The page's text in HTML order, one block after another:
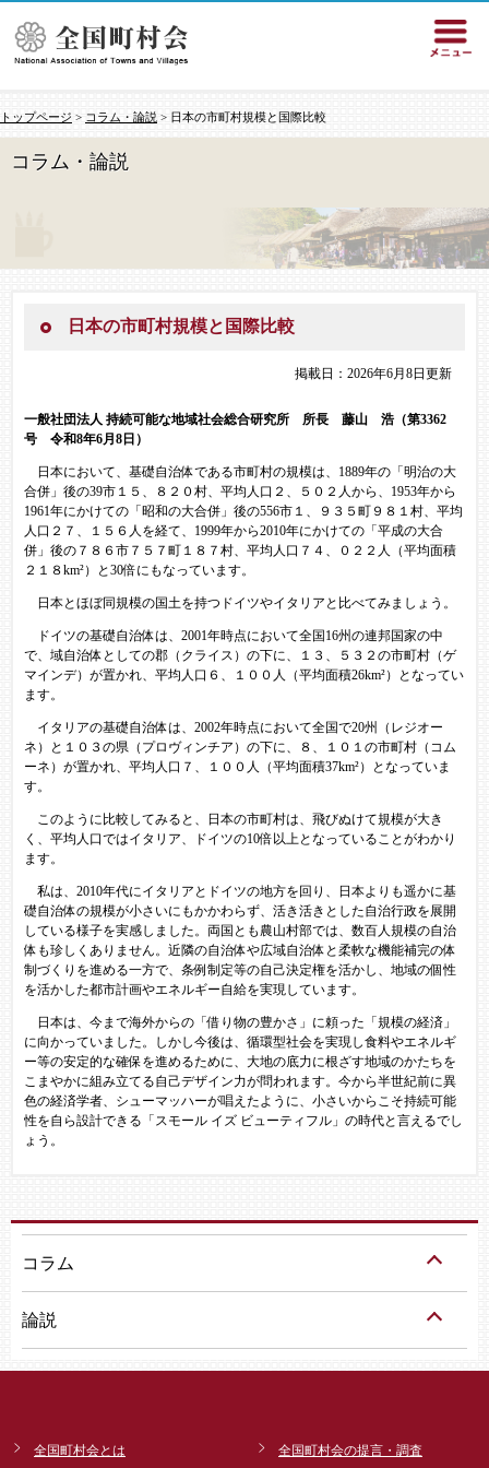
トップページ > コラム・論説 > 日本の市町村規模と国際比較
コラム・論説
日本の市町村規模と国際比較
掲載日：2026年6月8日更新
一般社団法人 持続可能な地域社会総合研究所 所長 藤山 浩（第3362
号 令和8年6月8日）
日本において、基礎自治体である市町村の規模は、1889年の「明治の大
合併」後の39市１５、８２０村、平均人口２、５０２人から、1953年から
1961年にかけての「昭和の大合併」後の556市１、９３５町９８１村、平均
人口２７、１５６人を経て、1999年から2010年にかけての「平成の大合
併」後の７８６市７５７町１８７村、平均人口７４、０２２人（平均面積
２１８km²）と30倍にもなっています。
日本とほぼ同規模の国土を持つドイツやイタリアと比べてみましょう。
ドイツの基礎自治体は、2001年時点において全国16州の連邦国家の中
で、域自治体としての郡（クライス）の下に、１３、５３２の市町村（ゲ
マインデ）が置かれ、平均人口６、１００人（平均面積26km²）となってい
ます。
イタリアの基礎自治体は、2002年時点において全国で20州（レジオー
ネ）と１０３の県（プロヴィンチア）の下に、８、１０１の市町村（コム
ーネ）が置かれ、平均人口７、１００人（平均面積37km²）となっていま
す。
このように比較してみると、日本の市町村は、飛びぬけて規模が大き
く、平均人口ではイタリア、ドイツの10倍以上となっていることがわかり
ます。
私は、2010年代にイタリアとドイツの地方を回り、日本よりも遥かに基
礎自治体の規模が小さいにもかかわらず、活き活きとした自治行政を展開
している様子を実感しました。両国とも農山村部では、数百人規模の自治
体も珍しくありません。近隣の自治体や広域自治体と柔軟な機能補完の体
制づくりを進める一方で、条例制定等の自己決定権を活かし、地域の個性
を活かした都市計画やエネルギー自給を実現しています。
日本は、今まで海外からの「借り物の豊かさ」に頼った「規模の経済」
に向かっていました。しかし今後は、循環型社会を実現し食料やエネルギ
ー等の安定的な確保を進めるために、大地の底力に根ざす地域のかたちを
こまやかに組み立てる自己デザイン力が問われます。今から半世紀前に異
色の経済学者、シューマッハーが唱えたように、小さいからこそ持続可能
性を自ら設計できる「スモール イズ ビューティフル」の時代と言えるでし
ょう。​
コラム
論説
全国町村会とは 全国町村会の提言・調査